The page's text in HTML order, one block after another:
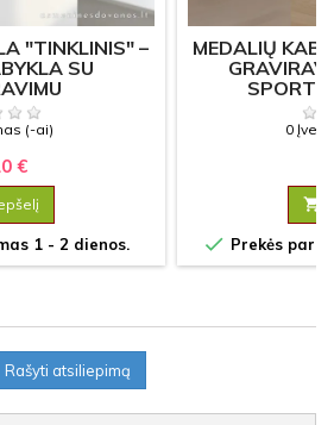
"TINKLINIS" –
SU
(-ai)
€
1 - 2 dienos.
MEDALIŲ
0

 Prekės
Rašyti atsiliepimą